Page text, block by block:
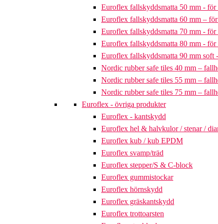
Euroflex fallskyddsmatta 50 mm -
Euroflex fallskyddsmatta 60 mm –
Euroflex fallskyddsmatta 70 mm -
Euroflex fallskyddsmatta 80 mm -
Euroflex fallskyddsmatta 90 mm soft
Nordic rubber safe tiles 40 mm –
Nordic rubber safe tiles 55 mm –
Nordic rubber safe tiles 75 mm –
Euroflex - övriga produkter
Euroflex - kantskydd
Euroflex hel & halvkulor / stenar /
Euroflex kub / kub EPDM
Euroflex svamp/träd
Euroflex stepper/S & C-block
Euroflex gummistockar
Euroflex hörnskydd
Euroflex gräskantskydd
Euroflex trottoarsten